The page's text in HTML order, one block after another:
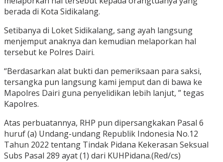
berada di Kota Sidikalang.
Setibanya di Loket Sidikalang, sang ayah langsung
menjemput anaknya dan kemudian melaporkan hal
tersebut ke Polres Dairi.
“Berdasarkan alat bukti dan pemeriksaan para saksi,
tersangka pun langsung kami jemput dan di bawa ke
Mapolres Dairi guna penyelidikan lebih lanjut, ” tegas
Kapolres.
Atas perbuatannya, RHP pun dipersangkakan Pasal 6
huruf (a) Undang-undang Republik Indonesia No.12
Tahun 2022 tentang Tindak Pidana Kekerasan Seksual
Subs Pasal 289 ayat (1) dari KUHPidana.(Red/cs)